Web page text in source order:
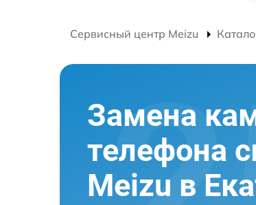
Сервисный центр Meizu
Замена
телефона
Meizu в